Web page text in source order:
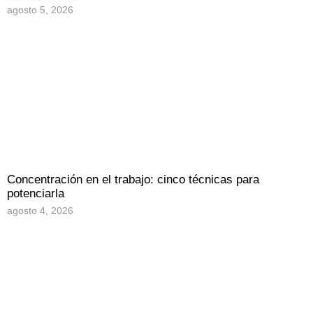
agosto 5, 2026
Concentración en el trabajo: cinco técnicas para
potenciarla
agosto 4, 2026